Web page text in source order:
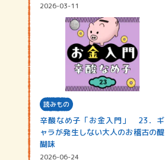
2026-03-11
読みもの
辛酸なめ子「お金入門」 23．ギ
ャラが発生しない大人のお稽古の醍
醐味
2026-06-24